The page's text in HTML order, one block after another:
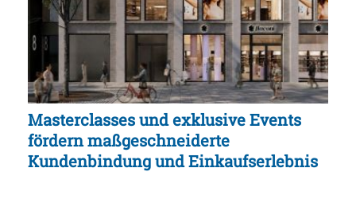
Masterclasses und exklusive Events
fördern maßgeschneiderte
Kundenbindung und Einkaufserlebnis